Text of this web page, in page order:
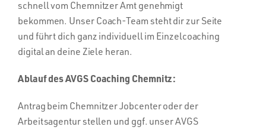
schnell vom Chemnitzer Amt genehmigt
bekommen. Unser Coach-Team steht dir zur Seite
und führt dich ganz individuell im Einzelcoaching
digital an deine Ziele heran.
Ablauf des AVGS Coaching Chemnitz:
Antrag beim Chemnitzer Jobcenter oder der
Arbeitsagentur stellen und ggf. unser AVGS